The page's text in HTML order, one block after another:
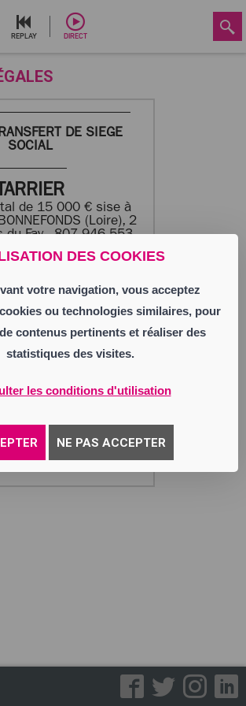
DES COOKIES
votre navigation, vous acceptez
ou technologies similaires, pour
contenus pertinents et réaliser des
statistiques des visites.
les conditions d'utilisation
NE PAS ACCEPTER
REPLAY DIRECT
DE SIEGE
SOCIAL
TARRIER
de 15 000 € sise à
(Loire), 2
du Fay - 807 946 553
SAINT-ETIENNE
20/05/2026, les associés
» ont décidé de
social à SAINT JEAN
(Loire), 3 Rue de Chaney et
au 1
janvier 2026.
statuts a été modifié en
L’inscription
sera effectué.